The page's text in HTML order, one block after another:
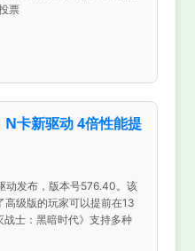
票
N卡新驱动 4倍性能提
动发布，版本号576.40。该
高级版的玩家可以提前在13
战士：黑暗时代》支持多种